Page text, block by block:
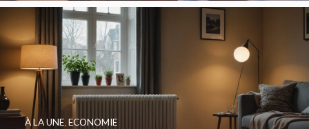
À LA UNE, ECONOMIE